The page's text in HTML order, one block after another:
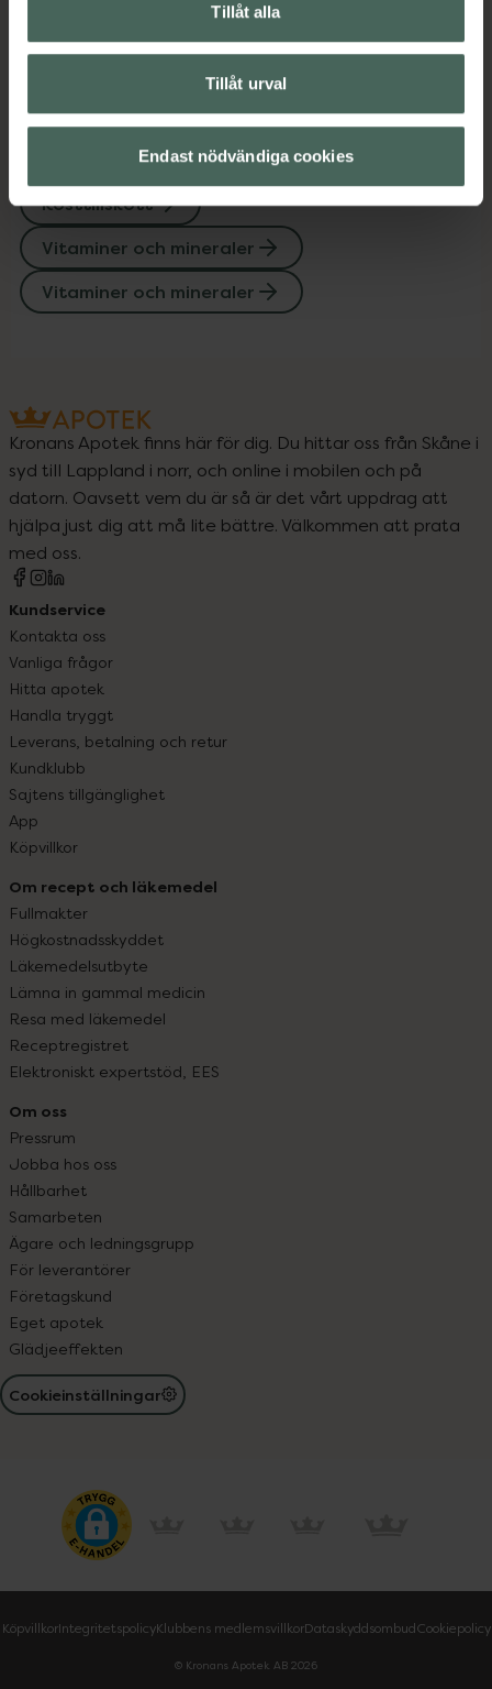
Tillåt alla
Tillåt urval
Endast nödvändiga cookies
Upptäck flera produkter inom
A-vitamin
Betakaroten
Betakaroten
Kost och hälsa
Kosttillskott
Kosttillskott
Vitaminer och mineraler
Vitaminer och mineraler
Kronans Apotek finns här för dig. Du hittar oss från Skåne i
syd till Lappland i norr, och online i mobilen och på
datorn. Oavsett vem du är så är det vårt uppdrag att
hjälpa just dig att må lite bättre. Välkommen att prata
med oss.
Kundservice
Kontakta oss
Vanliga frågor
Hitta apotek
Handla tryggt
Leverans, betalning och retur
Kundklubb
Sajtens tillgänglighet
App
Köpvillkor
Om recept och läkemedel
Fullmakter
Högkostnadsskyddet
Läkemedelsutbyte
Lämna in gammal medicin
Resa med läkemedel
Receptregistret
Elektroniskt expertstöd, EES
Om oss
Pressrum
Jobba hos oss
Hållbarhet
Samarbeten
Ägare och ledningsgrupp
För leverantörer
Företagskund
Eget apotek
Glädjeeffekten
Cookieinställningar
KöpvillkorIntegritetspolicyKlubbens medlemsvillkorDataskyddsombudCookiepolicy
© Kronans Apotek AB 2026